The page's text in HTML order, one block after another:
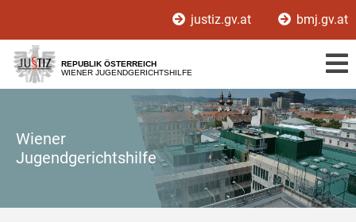
[1]
[2]
[3]
justiz.gv.at bmj.gv.at
REPUBLIK ÖSTERREICH
WIENER JUGENDGERICHTSHILFE
Wiener
Jugendgerichtshilfe